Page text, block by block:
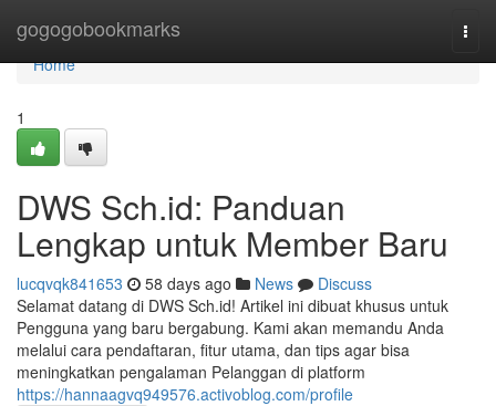
gogogobookmarks
Home
Home
1
DWS Sch.id: Panduan
Lengkap untuk Member Baru
lucqvqk841653 58 days ago News
Discuss
Selamat datang di DWS Sch.id! Artikel ini dibuat khusus untuk
Pengguna yang baru bergabung. Kami akan memandu Anda
melalui cara pendaftaran, fitur utama, dan tips agar bisa
meningkatkan pengalaman Pelanggan di platform
https://hannaagvq949576.activoblog.com/profile